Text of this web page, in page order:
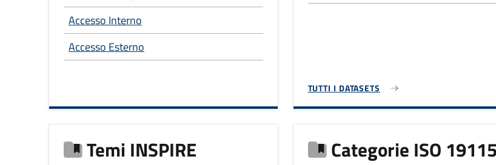
Data - Anno 2025
Accesso Interno
Accesso Esterno
TUTTI I DATASETS
Temi INSPIRE Categorie ISO 19115